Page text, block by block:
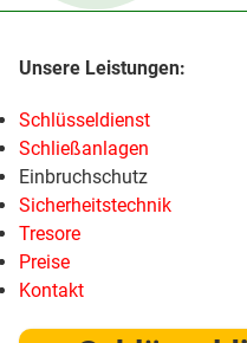
Schlüsseldienst
Schließanlagen
Einbruchschutz
Sicherheitstechnik
Tresore
Preise
Kontakt